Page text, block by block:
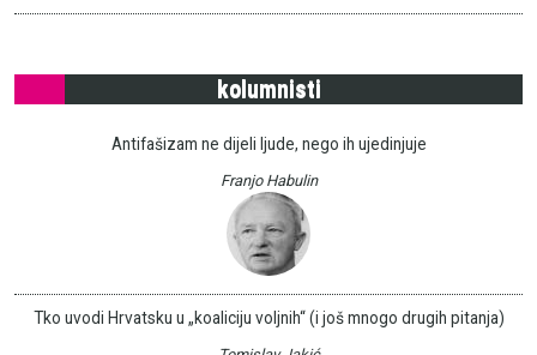
kolumnisti
Antifašizam ne dijeli ljude, nego ih ujedinjuje
Franjo Habulin
Tko uvodi Hrvatsku u „koaliciju voljnih“ (i još mnogo drugih pitanja)